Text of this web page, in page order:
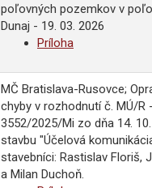
poľovných pozemkov v
Dunaj - 19. 03. 2026
Príloha
MČ Bratislava-Rusovce;
chyby v rozhodnutí č. MÚ/R -
3552/2025/Mi zo dňa 14.
stavbu "Účelová
stavebníci: Rastislav Floriš,
a Milan Duchoň.